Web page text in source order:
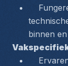
binnen